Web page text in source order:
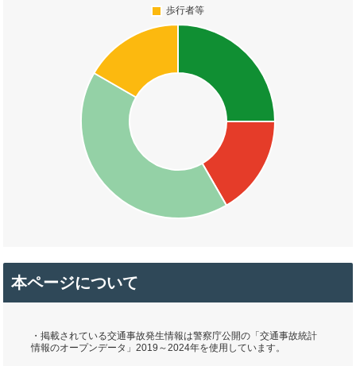
本ページについて
・掲載されている交通事故発生情報は警察庁公開の「交通事故統計
情報のオープンデータ」2019～2024年を使用しています。